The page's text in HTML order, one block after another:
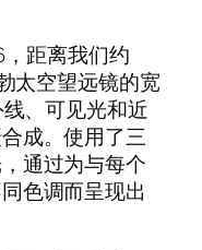
，距离我们约
太空望远镜的宽
、可见光和近
成。使用了三
通过为与每个
色调而呈现出